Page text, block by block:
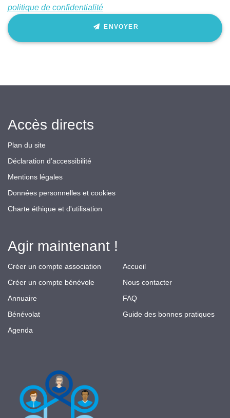
politique de confidentialité
ENVOYER
Accès directs
Plan du site
Déclaration d’accessibilité
Mentions légales
Données personnelles et cookies
Charte éthique et d'utilisation
Agir maintenant !
Créer un compte association
Créer un compte bénévole
Annuaire
Bénévolat
Agenda
Accueil
Nous contacter
FAQ
Guide des bonnes pratiques